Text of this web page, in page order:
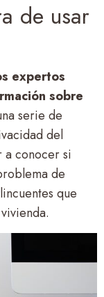
de usar
expertos
sobre
serie de
del
a conocer si
de
que